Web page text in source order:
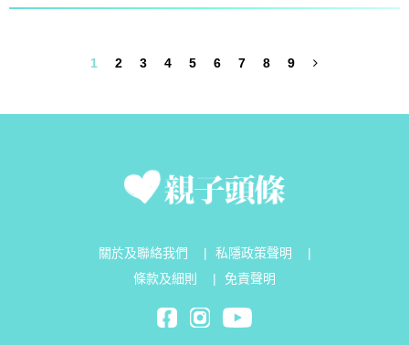
1 2 3 4 5 6 7 8 9
關於及聯絡我們 私隱政策聲明
條款及細則
免責聲明